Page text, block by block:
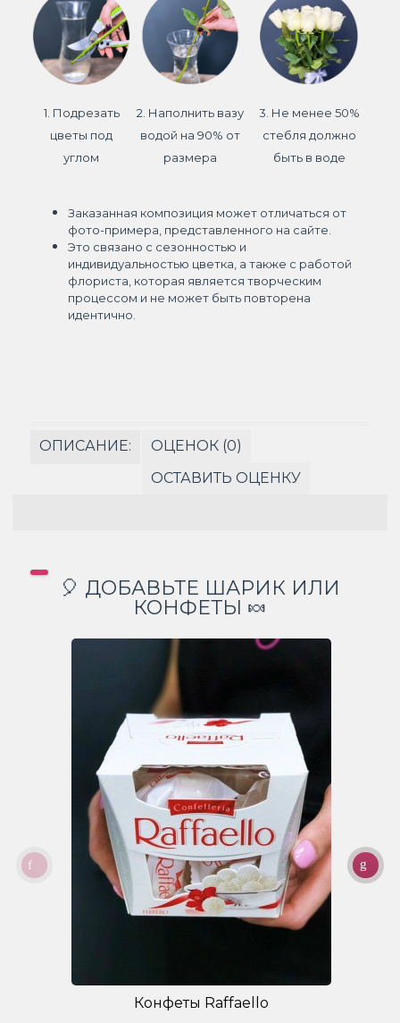
1. Подрезать
цветы под
углом
2. Наполнить вазу
водой на 90% от
размера
3. Не менее 50%
стебля должно
быть в воде
Заказанная композиция может отличаться от
фото-примера, представленного на сайте.
Это связано с сезонностью и
индивидуальностью цветка, а также с работой
флориста, которая является творческим
процессом и не может быть повторена
идентично.
ОПИСАНИЕ:
ОЦЕНОК (0)
ОСТАВИТЬ ОЦЕНКУ
🎈 ДОБАВЬТЕ ШАРИК ИЛИ
КОНФЕТЫ 🍬
Конфеты Raffaello